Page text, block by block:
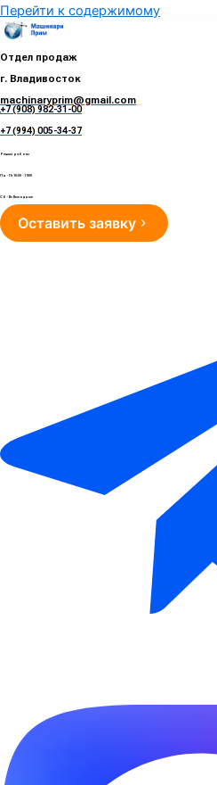
Перейти к содержимому
Отдел продаж
г. Владивосток
machinaryprim@gmail.com
+7 (908) 982-31-00
+7 (994) 005-34-37
Режим работы
Пн - Пт 10:00 - 19:00
Сб - Вс Выходные
Оставить заявку